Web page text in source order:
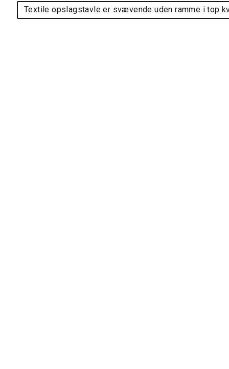
Textile opslagstavle er svævende uden ramme i top